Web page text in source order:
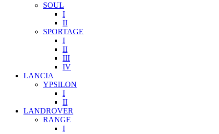
SOUL
I
II
SPORTAGE
I
II
III
IV
LANCIA
YPSILON
I
II
LANDROVER
RANGE
I